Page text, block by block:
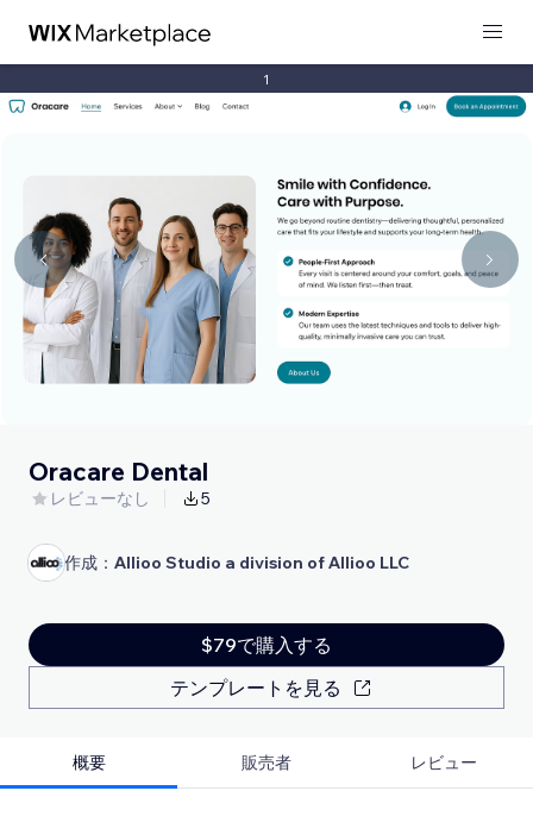
1
Oracare Dental
レビューなし 5
作成： Allioo Studio a division of Allioo LLC
$79で購入する
テンプレートを見る
概要 販売者 レビュー